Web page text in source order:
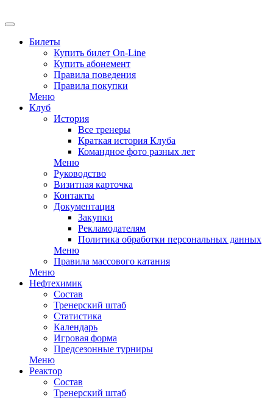
Билеты
Купить билет On-Line
Купить абонемент
Правила поведения
Правила покупки
Меню
Клуб
История
Все тренеры
Краткая история Клуба
Командное фото разных лет
Меню
Руководство
Визитная карточка
Контакты
Документация
Закупки
Рекламодателям
Политика обработки персональных данных
Меню
Правила массового катания
Меню
Нефтехимик
Состав
Тренерский штаб
Статистика
Календарь
Игровая форма
Предсезонные турниры
Меню
Реактор
Состав
Тренерский штаб